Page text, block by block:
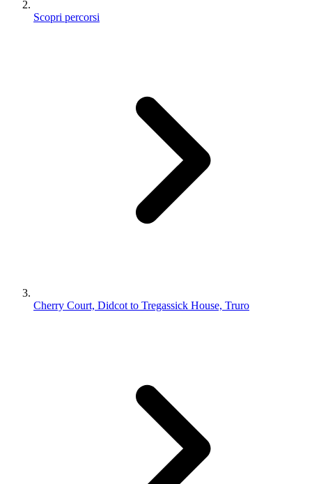
Scopri percorsi
Cherry Court, Didcot to Tregassick House, Truro